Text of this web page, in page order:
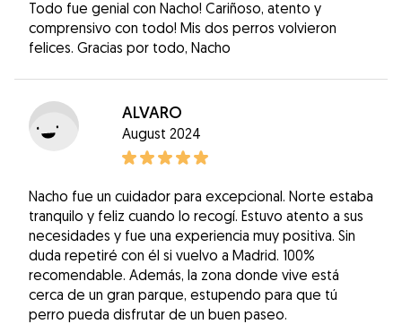
Todo fue genial con Nacho! Cariñoso, atento y
comprensivo con todo! Mis dos perros volvieron
felices. Gracias por todo, Nacho
ALVARO
August 2024
Nacho fue un cuidador para excepcional. Norte estaba
tranquilo y feliz cuando lo recogí. Estuvo atento a sus
necesidades y fue una experiencia muy positiva. Sin
duda repetiré con él si vuelvo a Madrid. 100%
recomendable. Además, la zona donde vive está
cerca de un gran parque, estupendo para que tú
perro pueda disfrutar de un buen paseo.